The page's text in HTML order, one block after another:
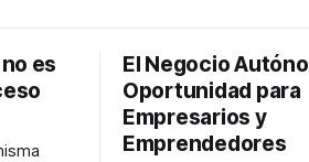
es
El Negocio
Oportunidad para
Empresarios y
Emprendedores